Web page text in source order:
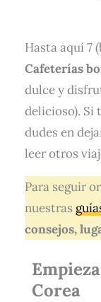
Hasta aquí 7
Cafeterías
dulce y
delicioso). Si
dudes en
leer otros
Para seguir
nuestras
consejos,
Corea